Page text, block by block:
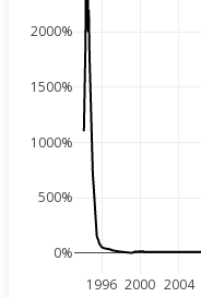
1996 2000 2004
0%
500%
1000%
1500%
2000%